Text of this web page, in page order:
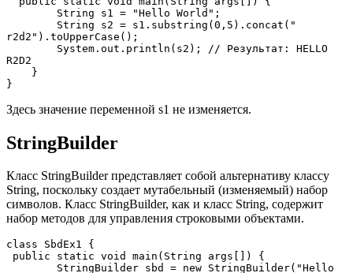
r2d2").toUpperCase();
R2D2
}
Здесь значение переменной s1 не изменяется.
StringBuilder
Класс StringBuilder представляет собой альтернативу классу
String, поскольку создает мутабельный (изменяемый) набор
символов. Класс StringBuilder, как и класс String, содержит
набор методов для управления строковыми объектами.
class SbdEx1 {